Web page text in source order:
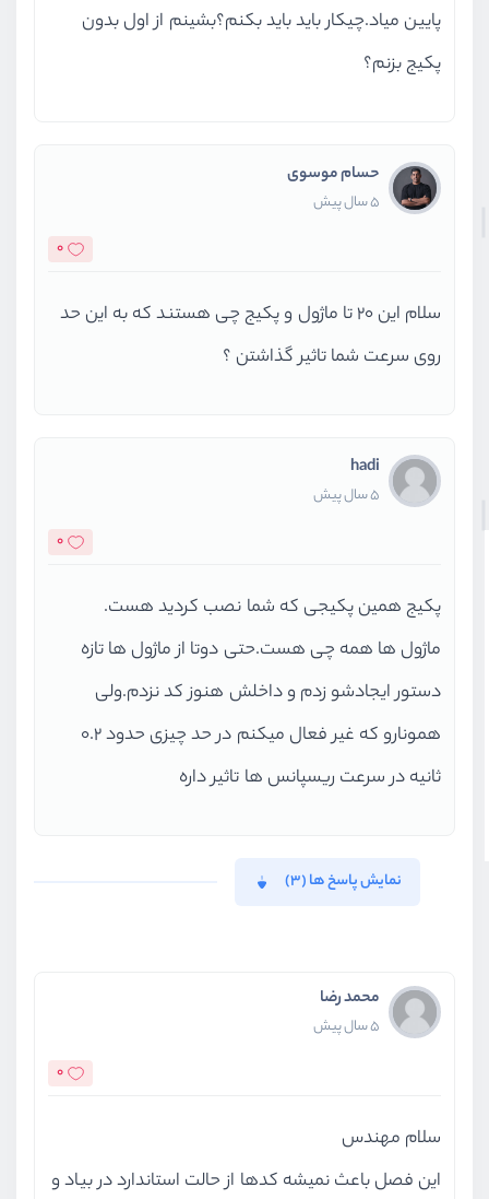
پایین میاد.چیکار باید باید بکنم؟بشینم از اول بدون
پکیج بزنم؟
حسام موسوی
5 سال پیش
0
سلام این 20 تا ماژول و پکیج چی هستند که به این حد
روی سرعت شما تاثیر گذاشتن ؟
hadi
5 سال پیش
0
پکیج همین پکیجی که شما نصب کردید هست.
ماژول ها همه چی هست.حتی دوتا از ماژول ها تازه
دستور ایجادشو زدم و داخلش هنوز کد نزدم.ولی
همونارو که غیر فعال میکنم در حد چیزی حدود ۰.۲
ثانیه در سرعت ریسپانس ها تاثیر داره
نمایش پاسخ ها (3)
محمد رضا
5 سال پیش
0
سلام مهندس
این فصل باعث نمیشه کدها از حالت استاندارد در بیاد و